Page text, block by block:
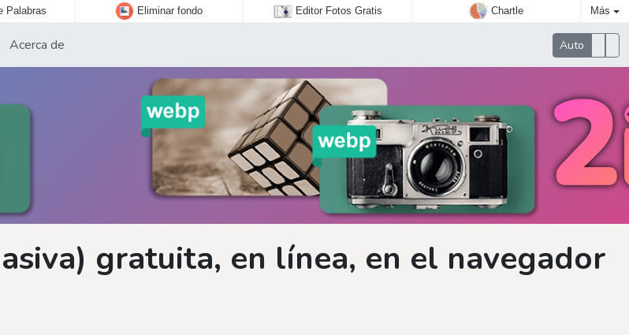
Palabras Eliminar fondo Editor Fotos Gratis Chartle Más
Acerca de Auto
gratuita, en línea, en el navegador